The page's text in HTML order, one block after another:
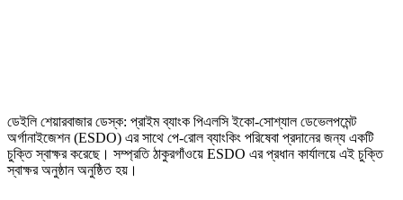
ডেইলি শেয়ারবাজার ডেস্ক: প্রাইম ব্যাংক পিএলসি ইকো-সোশ্যাল ডেভেলপমেন্ট
অর্গানাইজেশন (ESDO) এর সাথে পে-রোল ব্যাংকিং পরিষেবা প্রদানের জন্য একটি
চুক্তি স্বাক্ষর করেছে। সম্প্রতি ঠাকুরগাঁওয়ে ESDO এর প্রধান কার্যালয়ে এই চুক্তি
স্বাক্ষর অনুষ্ঠান অনুষ্ঠিত হয়।